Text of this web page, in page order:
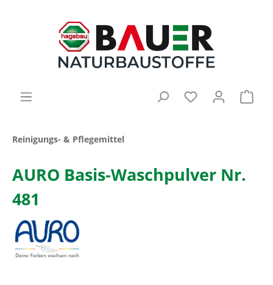
Reinigungs- & Pflegemittel
AURO Basis-Waschpulver Nr.
481